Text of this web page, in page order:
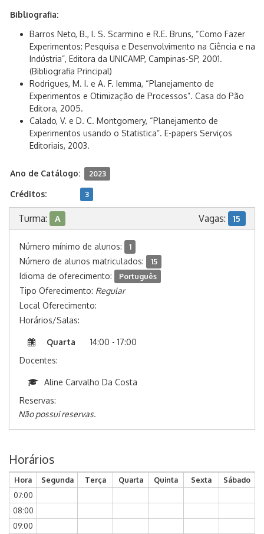
Bibliografia:
Barros Neto, B., I. S. Scarmino e R.E. Bruns, “Como Fazer
Experimentos: Pesquisa e Desenvolvimento na Ciência e na
Indústria”, Editora da UNICAMP, Campinas-SP, 2001.
(Bibliografia Principal)
Rodrigues, M. I. e A. F. Iemma, “Planejamento de
Experimentos e Otimização de Processos”. Casa do Pão
Editora, 2005.
Calado, V. e D. C. Montgomery, “Planejamento de
Experimentos usando o Statistica”. E-papers Serviços
Editoriais, 2003.
Ano de Catálogo: 2023
Créditos: 3
Turma: A Vagas: 15
Número mínimo de alunos: 1
Número de alunos matriculados: 15
Idioma de oferecimento: Português
Tipo Oferecimento: Regular
Local Oferecimento:
Horários/Salas:
Quarta
14:00 - 17:00
Docentes:
Aline Carvalho Da Costa
Reservas:
Não possui reservas.
Horários
Hora Segunda Terça Quarta Quinta Sexta
Sábado
07:00
08:00
09:00